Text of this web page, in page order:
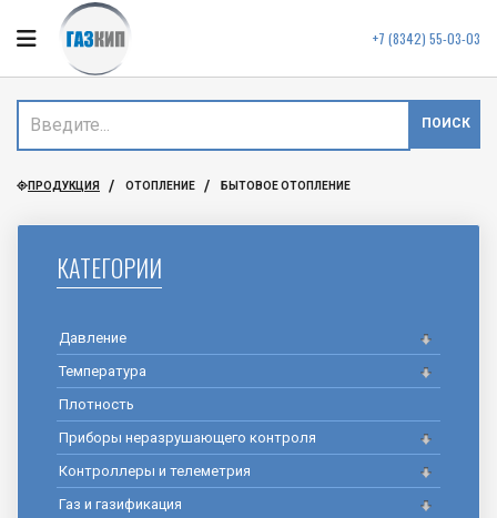
+7 (8342) 55-03-03
ПОИСК
ПРОДУКЦИЯ ОТОПЛЕНИЕ БЫТОВОЕ ОТОПЛЕНИЕ
КАТЕГОРИИ
Давление
Температура
Плотность
Приборы неразрушающего контроля
Контроллеры и телеметрия
Газ и газификация